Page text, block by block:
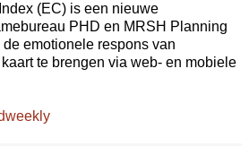
(EC) is een nieuwe
PHD en MRSH Planning
emotionele respons van
te brengen via web- en mobiele